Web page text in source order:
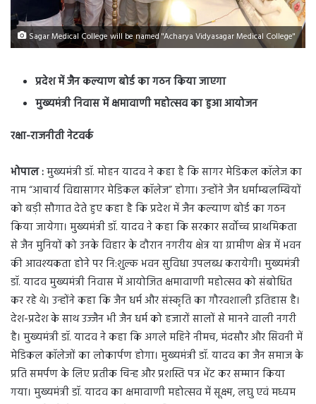
Sagar Medical College will be named "Acharya Vidyasagar Medical College"
प्रदेश में जैन कल्याण बोर्ड का गठन किया जाएगा
मुख्यमंत्री निवास में क्षमावाणी महोत्सव का हुआ आयोजन
रक्षा-राजनीती नेटवर्क
भोपाल :मुख्यमंत्री डॉ. मोहन यादव ने कहा है कि सागर मेडिकल कॉलेज का
नाम “आचार्य विद्यासागर मेडिकल कॉलेज” होगा। उन्होंने जैन धर्माम्बलम्बियों
को बड़ी सौगात देते हुए कहा है कि प्रदेश में जैन कल्याण बोर्ड का गठन
किया जायेगा। मुख्यमंत्री डॉ. यादव ने कहा कि सरकार सर्वोच्च प्राथमिकता
से जैन मुनियों को उनके विहार के दौरान नगरीय क्षेत्र या ग्रामीण क्षेत्र में भवन
की आवश्यकता होने पर नि:शुल्क भवन सुविधा उपलब्ध करायेगी। मुख्यमंत्री
डॉ. यादव मुख्यमंत्री निवास में आयोजित क्षमावाणी महोत्सव को संबोधित
कर रहे थे। उन्होंने कहा कि जैन धर्म और संस्कृति का गौरवशाली इतिहास है।
देश-प्रदेश के साथ उज्जैन भी जैन धर्म को हजारों सालों से मानने वाली नगरी
है। मुख्यमंत्री डॉ. यादव ने कहा कि अगले महिने नीमच, मंदसौर और सिवनी में
मेडिकल कॉलेजों का लोकार्पण होगा। मुख्यमंत्री डॉ. यादव का जैन समाज के
प्रति समर्पण के लिए प्रतीक चिन्ह और प्रशस्ति पत्र भेंट कर सम्मान किया
गया। मुख्यमंत्री डॉ. यादव का क्षमावाणी महोत्सव में सूक्ष्म, लघु एवं मध्यम